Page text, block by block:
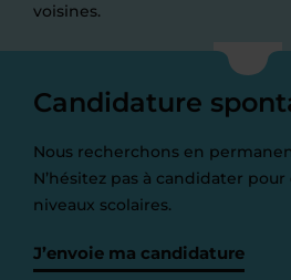
voisines.
Candidature
Nous recherchons en
N’hésitez pas à candidater
niveaux scolaires.
J’envoie ma candidature